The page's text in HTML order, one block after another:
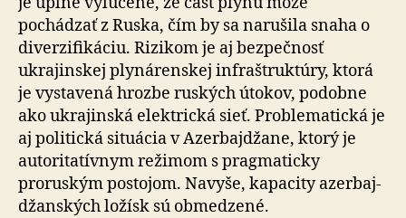
pochádzať z Ruska, čím by sa narušila snaha o
diverzifikáciu. Rizikom je aj bez­peč­nosť
ukrajinskej plynárenskej infraštruktúry, ktorá
je vystavená hrozbe ruských útokov, podobne
ako ukra­jin­ská elektrická sieť. Problematická je
aj politická situácia v Azerbajdžane, ktorý je
autoritatívnym režimom s prag­ma­ticky
proruským postojom. Navyše, kapacity azer­baj­
džan­ských ložísk sú obmedzené.